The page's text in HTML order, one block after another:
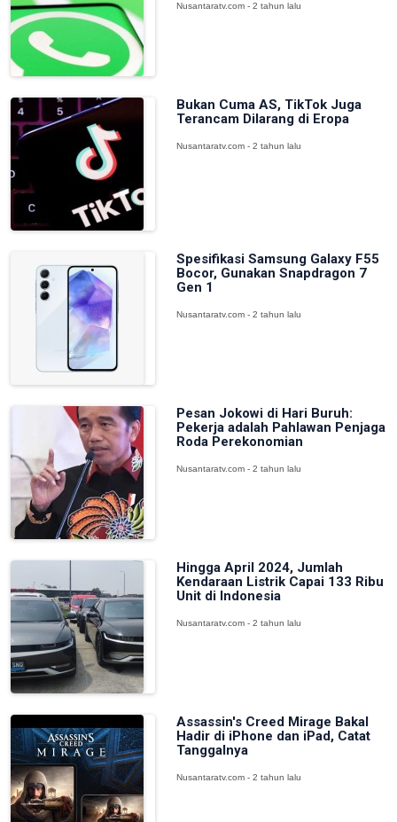
Nusantaratv.com - 2 tahun lalu
Bukan Cuma AS, TikTok Juga
Terancam Dilarang di Eropa
Nusantaratv.com - 2 tahun lalu
Spesifikasi Samsung Galaxy F55
Bocor, Gunakan Snapdragon 7
Gen 1
Nusantaratv.com - 2 tahun lalu
Pesan Jokowi di Hari Buruh:
Pekerja adalah Pahlawan Penjaga
Roda Perekonomian
Nusantaratv.com - 2 tahun lalu
Hingga April 2024, Jumlah
Kendaraan Listrik Capai 133 Ribu
Unit di Indonesia
Nusantaratv.com - 2 tahun lalu
Assassin's Creed Mirage Bakal
Hadir di iPhone dan iPad, Catat
Tanggalnya
Nusantaratv.com - 2 tahun lalu